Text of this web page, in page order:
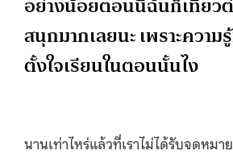
สนุกมากเลยนะ เพราะความ
ตั้งใจเรียนในตอนนั้นไง
นานเท่าไหร่แล้วที่เราไม่ได้รับจดหม